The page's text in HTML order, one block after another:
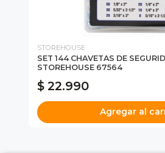
STOREHOUSE
SET 144 CHAVETAS DE
STOREHOUSE 67564
$ 22.990
Agregar al